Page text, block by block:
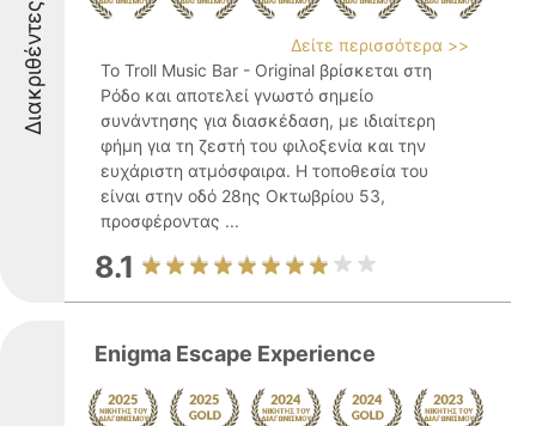
Διακριθέντες
Δείτε περισσότερα >>
Το Troll Music Bar - Original βρίσκεται στη
Ρόδο και αποτελεί γνωστό σημείο
συνάντησης για διασκέδαση, με ιδιαίτερη
φήμη για τη ζεστή του φιλοξενία και την
ευχάριστη ατμόσφαιρα. Η τοποθεσία του
είναι στην οδό 28ης Οκτωβρίου 53,
προσφέροντας ...
8.1
Enigma Escape Experience